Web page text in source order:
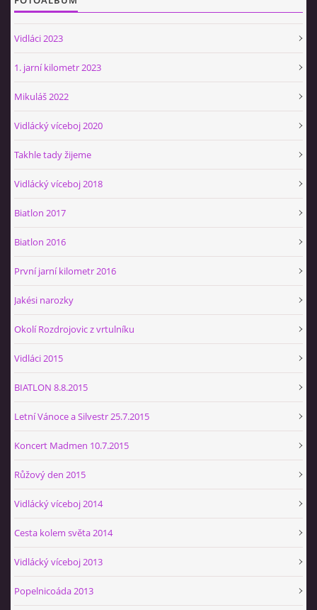
Vidláci 2023
1. jarní kilometr 2023
Mikuláš 2022
Vidlácký víceboj 2020
Takhle tady žijeme
Vidlácký víceboj 2018
Biatlon 2017
Biatlon 2016
První jarní kilometr 2016
Jakési narozky
Okolí Rozdrojovic z vrtulníku
Vidláci 2015
BIATLON 8.8.2015
Letní Vánoce a Silvestr 25.7.2015
Koncert Madmen 10.7.2015
Růžový den 2015
Vidlácký víceboj 2014
Cesta kolem světa 2014
Vidlácký víceboj 2013
Popelnicoáda 2013